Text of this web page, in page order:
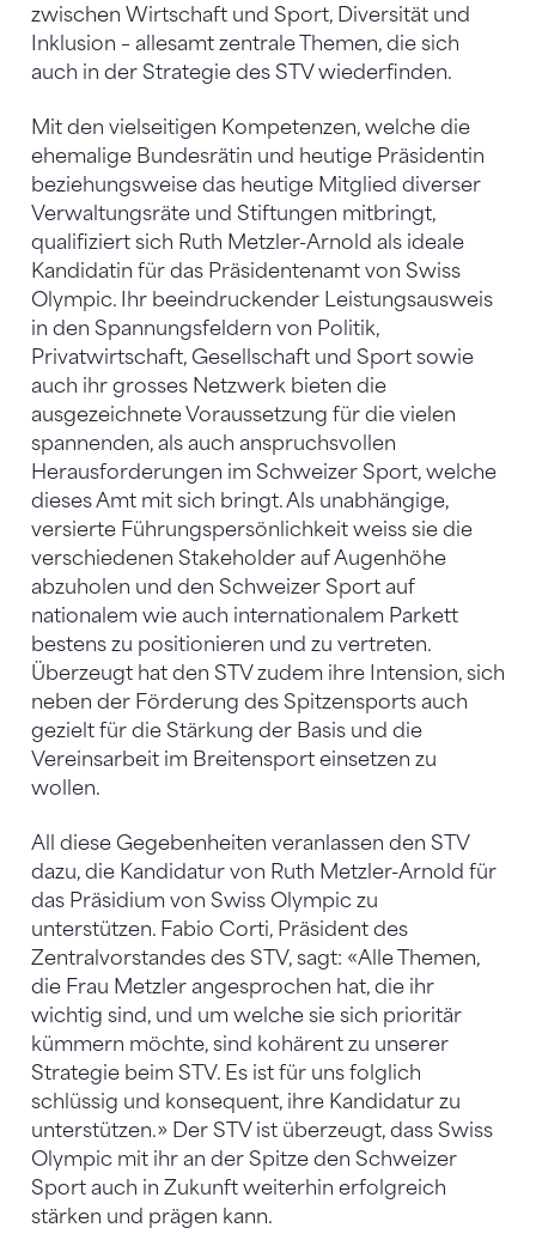
zwischen Wirtschaft und Sport, Diversität und
Inklusion – allesamt zentrale Themen, die sich
auch in der Strategie des STV wiederfinden.
Mit den vielseitigen Kompetenzen, welche die
ehemalige Bundesrätin und heutige Präsidentin
beziehungsweise das heutige Mitglied diverser
Verwaltungsräte und Stiftungen mitbringt,
qualifiziert sich Ruth Metzler-Arnold als ideale
Kandidatin für das Präsidentenamt von Swiss
Olympic. Ihr beeindruckender Leistungsausweis
in den Spannungsfeldern von Politik,
Privatwirtschaft, Gesellschaft und Sport sowie
auch ihr grosses Netzwerk bieten die
ausgezeichnete Voraussetzung für die vielen
spannenden, als auch anspruchsvollen
Herausforderungen im Schweizer Sport, welche
dieses Amt mit sich bringt. Als unabhängige,
versierte Führungspersönlichkeit weiss sie die
verschiedenen Stakeholder auf Augenhöhe
abzuholen und den Schweizer Sport auf
nationalem wie auch internationalem Parkett
bestens zu positionieren und zu vertreten.
Überzeugt hat den STV zudem ihre Intension, sich
neben der Förderung des Spitzensports auch
gezielt für die Stärkung der Basis und die
Vereinsarbeit im Breitensport einsetzen zu
wollen.
All diese Gegebenheiten veranlassen den STV
dazu, die Kandidatur von Ruth Metzler-Arnold für
das Präsidium von Swiss Olympic zu
unterstützen. Fabio Corti, Präsident des
Zentralvorstandes des STV, sagt: «Alle Themen,
die Frau Metzler angesprochen hat, die ihr
wichtig sind, und um welche sie sich prioritär
kümmern möchte, sind kohärent zu unserer
Strategie beim STV. Es ist für uns folglich
schlüssig und konsequent, ihre Kandidatur zu
unterstützen.» Der STV ist überzeugt, dass Swiss
Olympic mit ihr an der Spitze den Schweizer
Sport auch in Zukunft weiterhin erfolgreich
stärken und prägen kann.